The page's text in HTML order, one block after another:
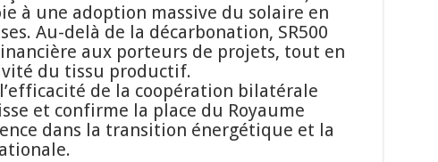
à une adoption massive du solaire en
Au-delà de la décarbonation, SR500
aux porteurs de projets, tout en
du tissu productif.
de la coopération bilatérale
et confirme la place du Royaume
dans la transition énergétique et la